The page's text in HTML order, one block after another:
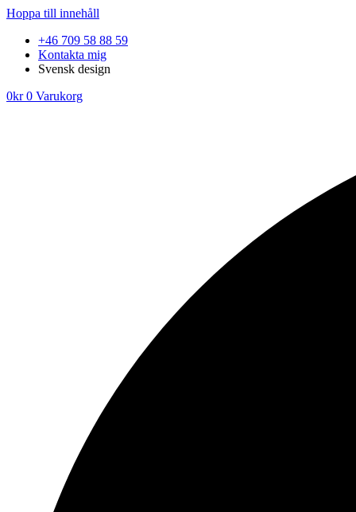
Hoppa till innehåll
+46 709 58 88 59
Kontakta mig
Svensk design
0kr 0 Varukorg